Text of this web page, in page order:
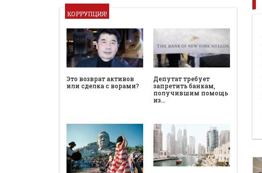
КОРРУПЦИЯ!
Это возврат активов
или сделка с ворами?
Депутат требует
запретить банкам,
получившим помощь
из…